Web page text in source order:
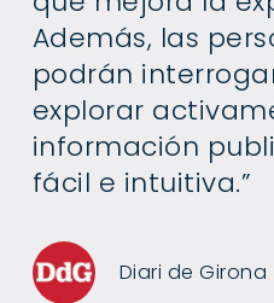
Además, las
podrán
explorar
información
fácil e intuitiva.”
Diari de Girona